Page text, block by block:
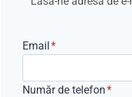
Email*
Număr de telefon*